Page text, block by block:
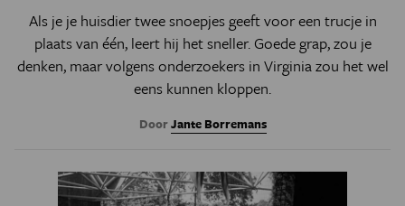
Als je je huisdier twee snoepjes geeft voor een trucje in
plaats van één, leert hij het sneller. Goede grap, zou je
denken, maar volgens onderzoekers in Virginia zou het wel
eens kunnen kloppen.
DoorJante Borremans